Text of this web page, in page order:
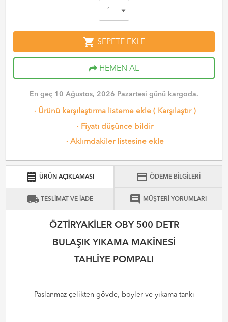
shopping_cart SEPETE EKLE
HEMEN AL
En geç 10 Ağustos, 2026 Pazartesi günü kargoda.
· Ürünü karşılaştırma listeme ekle ( Karşılaştır)
· Fiyatı düşünce bildir
· Aklımdakiler listesine ekle
receipt ÜRÜN AÇIKLAMASI credit_card ÖDEME BİLGİLERİ
local_shipping TESLİMAT VE İADE comment MÜŞTERİ YORUMLARI
ÖZTİRYAKİLER OBY 500 DETR
BULAŞIK YIKAMA MAKİNESİ
TAHLİYE POMPALI
Paslanmaz çelikten gövde, boyler ve yıkama tankı